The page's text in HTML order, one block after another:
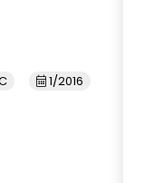
1/2016